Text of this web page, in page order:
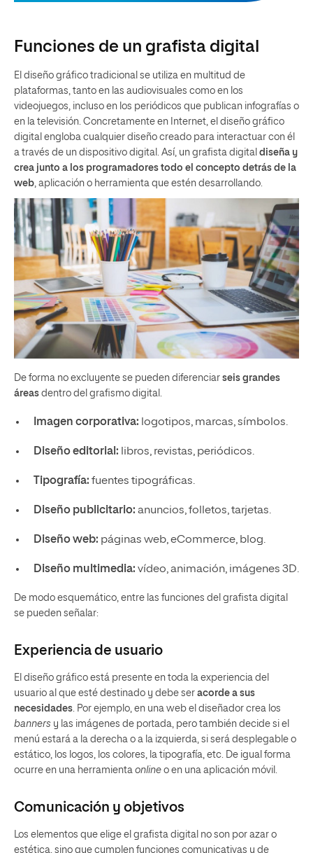
Funciones de un grafista digital
El diseño gráfico tradicional se utiliza en multitud de
plataformas, tanto en las audiovisuales como en los
videojuegos, incluso en los periódicos que publican infografías o
en la televisión. Concretamente en Internet, el diseño gráfico
digital engloba cualquier diseño creado para interactuar con él
a través de un dispositivo digital. Así, un grafista digital diseña y
crea junto a los programadores todo el concepto detrás de la
web , aplicación o herramienta que estén desarrollando.
De forma no excluyente se pueden diferenciar seis grandes
áreas dentro del grafismo digital.
Imagen corporativa: logotipos, marcas, símbolos.
Diseño editorial: libros, revistas, periódicos.
Tipografía: fuentes tipográficas.
Diseño publicitario: anuncios, folletos, tarjetas.
Diseño web: páginas web, eCommerce, blog.
Diseño multimedia: vídeo, animación, imágenes 3D.
De modo esquemático, entre las funciones del grafista digital
se pueden señalar:
Experiencia de usuario
El diseño gráfico está presente en toda la experiencia del
usuario al que esté destinado y debe ser acorde a sus
necesidades. Por ejemplo, en una web el diseñador crea los
banners y las imágenes de portada, pero también decide si el
menú estará a la derecha o a la izquierda, si será desplegable o
estático, los logos, los colores, la tipografía, etc. De igual forma
ocurre en una herramienta online o en una aplicación móvil.
Comunicación y objetivos
Los elementos que elige el grafista digital no son por azar o
estética, sino que cumplen funciones comunicativas y de